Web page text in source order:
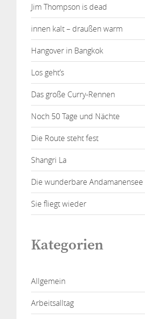
Jim Thompson is dead
innen kalt – draußen warm
Hangover in Bangkok
Los geht’s
Das große Curry-Rennen
Noch 50 Tage und Nächte
Die Route steht fest
Shangri La
Die wunderbare Andamanensee
Sie fliegt wieder
Kategorien
Allgemein
Arbeitsalltag